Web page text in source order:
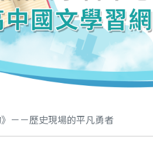
》－－歷史現場的平凡勇者